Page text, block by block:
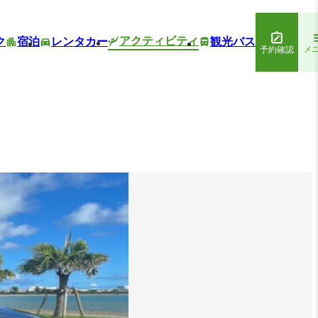
宿泊 レンタカー アクティビティ 観光バス
予約確認 メ